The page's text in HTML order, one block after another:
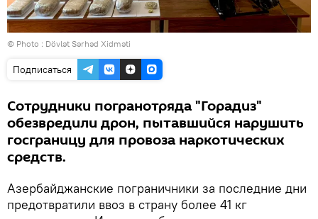
© Photo : Dövlət Sərhəd Xidməti
Подписаться
Сотрудники погранотряда "Горадиз"
обезвредили дрон, пытавшийся нарушить
госграницу для провоза наркотических
средств.
Азербайджанские пограничники за последние дни
предотвратили ввоз в страну более 41 кг